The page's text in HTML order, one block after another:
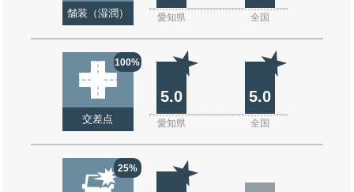
舗装（湿潤） 愛知県 全国
100%
交差点
5.0 5.0
愛知県 全国
25%